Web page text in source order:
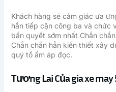
Khách hàng sẽ cảm giác ưa
hẳn tiếp cận công ba và chức
bấn quyết sớm nhất Chắn
Chắn chắn hẳn kiến thiết xây
quý tổ ấm áp đọc.
Tương Lai Của gia xe